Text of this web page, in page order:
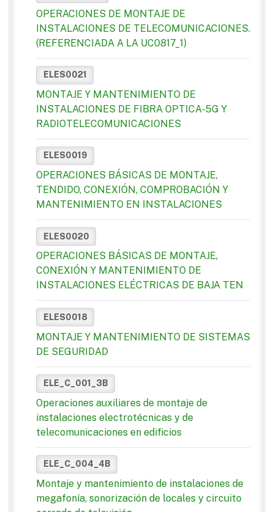
OPERACIONES DE MONTAJE DE
INSTALACIONES DE TELECOMUNICACIONES.
(REFERENCIADA A LA UC0817_1)
ELES0021
MONTAJE Y MANTENIMIENTO DE
INSTALACIONES DE FIBRA OPTICA-5G Y
RADIOTELECOMUNICACIONES
ELES0019
OPERACIONES BÁSICAS DE MONTAJE,
TENDIDO, CONEXIÓN, COMPROBACIÓN Y
MANTENIMIENTO EN INSTALACIONES
ELES0020
OPERACIONES BÁSICAS DE MONTAJE,
CONEXIÓN Y MANTENIMIENTO DE
INSTALACIONES ELÉCTRICAS DE BAJA TEN
ELES0018
MONTAJE Y MANTENIMIENTO DE SISTEMAS
DE SEGURIDAD
ELE_C_001_3B
Operaciones auxiliares de montaje de
instalaciones electrotécnicas y de
telecomunicaciones en edificios
ELE_C_004_4B
Montaje y mantenimiento de instalaciones de
megafonía, sonorización de locales y circuito